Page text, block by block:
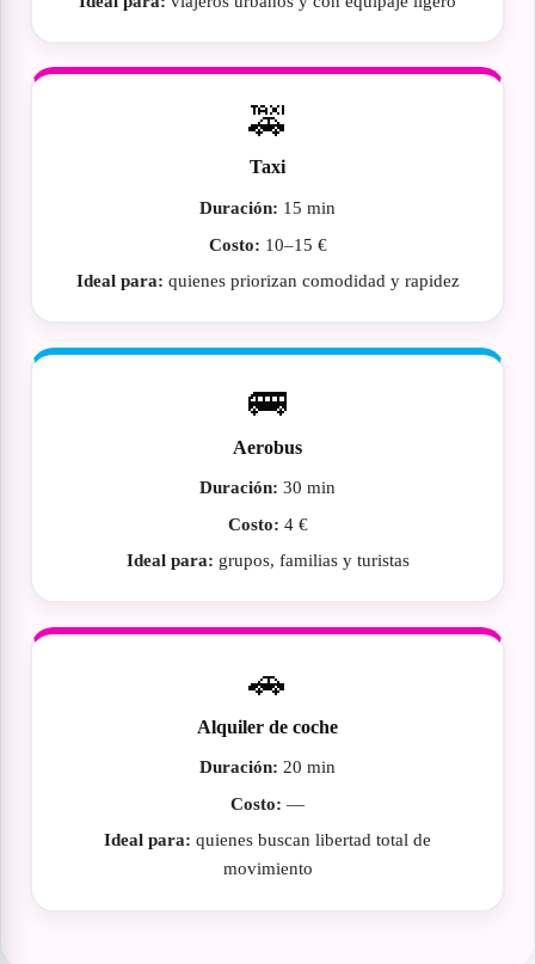
🚕
Taxi
Duración: 15 min
Costo: 10–15 €
Ideal para: quienes priorizan comodidad y rapidez
🚌
Aerobus
Duración: 30 min
Costo: 4 €
Ideal para: grupos, familias y turistas
🚗
Alquiler de coche
Duración: 20 min
Costo: —
Ideal para: quienes buscan libertad total de
movimiento